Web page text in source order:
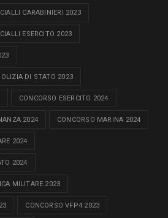
CARABINIERI 2023
ESERCITO 2023
DI STATO 2023
CONCORSO ESERCITO 2024
2024 CONCORSO MARINA 2024
2024
2024
MILITARE 2023
CONCORSO VFP4 2023